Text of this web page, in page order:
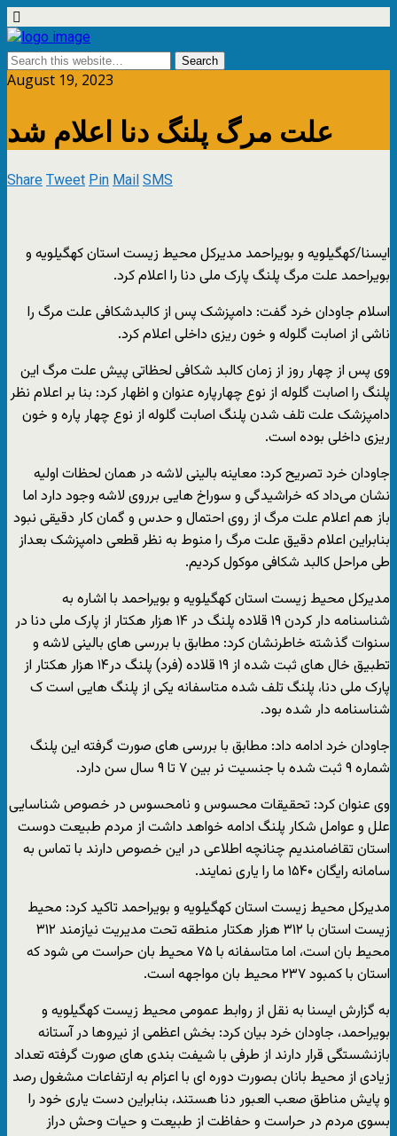
August 19, 2023
علت مرگ پلنگ دنا اعلام شد
ShareTweetPinMailSMS
ایسنا/کهگیلویه و بویراحمد مدیرکل محیط زیست استان کهگیلویه و
بویراحمد علت مرگ پلنگ پارک ملی دنا را اعلام کرد.
اسلام جاودان خرد گفت: دامپزشک پس از کالبدشکافی علت مرگ را
ناشی از اصابت گلوله و خون ریزی داخلی اعلام کرد.
وی پس از چهار روز از زمان کالبد شکافی لحظاتی پیش علت مرگ این
پلنگ را اصابت گلوله از نوع چهارپاره عنوان و اظهار کرد: بنا بر اعلام نظر
دامپزشک علت تلف شدن پلنگ اصابت گلوله از نوع چهار پاره و خون
ریزی داخلی بوده است.
جاودان خرد تصریح کرد: معاینه بالینی لاشه در همان لحظات اولیه
نشان می‌داد که خراشیدگی و سوراخ هایی برروی لاشه وجود دارد اما
باز هم اعلام علت مرگ از روی احتمال و حدس و گمان کار دقیقی نبود
بنابراین اعلام دقیق علت مرگ را منوط به نظر قطعی دامپزشک بعداز
طی مراحل کالبد شکافی موکول کردیم.
مدیرکل محیط زیست استان کهگیلویه و بویراحمد با اشاره به
شناسنامه دار کردن ۱۹ قلاده پلنگ در ۱۴ هزار هکتار از پارک ملی دنا در
سنوات گذشته خاطرنشان کرد: مطابق با بررسی های بالینی لاشه و
تطبیق خال های ثبت شده از ۱۹ قلاده (فرد) پلنگ در۱۴ هزار هکتار از
پارک ملی دنا، پلنگ تلف شده متاسفانه یکی از پلنگ هایی است ک
شناسنامه دار شده بود.
جاودان خرد ادامه داد: مطابق با بررسی های صورت گرفته این پلنگ
شماره ۹ ثبت شده با جنسیت نر بین ۷ تا ۹ سال سن دارد.
وی عنوان کرد: تحقیقات محسوس و نامحسوس در خصوص شناسایی
علل و عوامل شکار پلنگ ادامه خواهد داشت از مردم طبیعت دوست
استان تقاضامندیم چنانچه اطلاعی در این خصوص دارند با تماس به
سامانه رایگان ۱۵۴۰ ما را یاری نمایند.
مدیرکل محیط زیست استان کهگیلویه و بویراحمد تاکید کرد: محیط
زیست استان با ۳۱۲ هزار هکتار منطقه تحت مدیریت نیازمند ۳۱۲
محیط بان است، اما متاسفانه با ۷۵ محیط بان حراست می شود که
استان با کمبود ۲۳۷ محیط بان مواجهه است.
به گزارش ایسنا به نقل از روابط عمومی محیط زیست کهگیلویه و
بویراحمد، جاودان خرد بیان کرد: بخش اعظمی از نیروها در آستانه
بازنشستگی قرار دارند از طرفی با شیفت بندی های صورت گرفته تعداد
زیادی از محیط بانان بصورت دوره ای با اعزام به ارتفاعات مشغول رصد
و پایش مناطق صعب العبور دنا هستند، بنابراین دست یاری خود را
بسوی مردم در حراست و حفاظت از طبیعت و حیات وحش دراز